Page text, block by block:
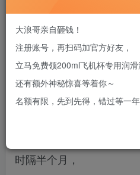
杯多多小萌臀在造型上下
实挺小巧。各种曲线和凹
结实而富有弹性，适合敏
时隔半个月，
大浪哥亲自砸钱！
注册账号，再扫码加官方好友，
立马免费领200ml飞机杯专用润滑
还有额外神秘惊喜等着你～
名额有限，先到先得，错过等一年